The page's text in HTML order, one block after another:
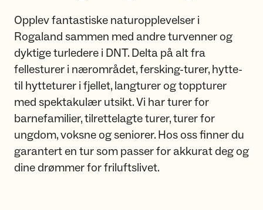
Opplev fantastiske naturopplevelser i
Rogaland sammen med andre turvenner og
dyktige turledere i DNT. Delta på alt fra
fellesturer i nærområdet, fersking-turer, hytte-
til hytteturer i fjellet, langturer og toppturer
med spektakulær utsikt. Vi har turer for
barnefamilier, tilrettelagte turer, turer for
ungdom, voksne og seniorer. Hos oss finner du
garantert en tur som passer for akkurat deg og
dine drømmer for friluftslivet.